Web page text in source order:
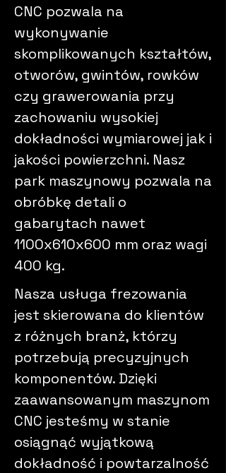
CNC pozwala na
wykonywanie
skomplikowanych kształtów,
otworów, gwintów, rowków
czy grawerowania przy
zachowaniu wysokiej
dokładności wymiarowej jak i
jakości powierzchni. Nasz
park maszynowy pozwala na
obróbkę detali o
gabarytach nawet
1100x610x600 mm oraz wagi
400 kg.
Nasza usługa frezowania
jest skierowana do klientów
z różnych branż, którzy
potrzebują precyzyjnych
komponentów. Dzięki
zaawansowanym maszynom
CNC jesteśmy w stanie
osiągnąć wyjątkową
dokładność i powtarzalność